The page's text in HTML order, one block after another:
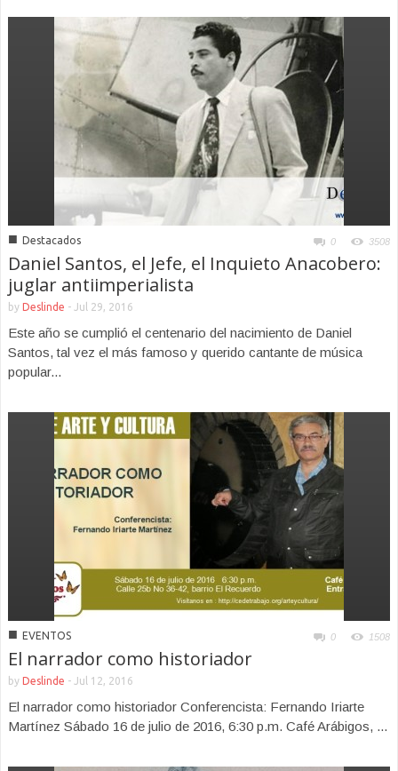
■ Destacados 0 3508
Daniel Santos, el Jefe, el Inquieto Anacobero:
juglar antiimperialista
by Deslinde - Jul 29, 2016
Este año se cumplió el centenario del nacimiento de Daniel
Santos, tal vez el más famoso y querido cantante de música
popular...
■ EVENTOS 0 1508
El narrador como historiador
by Deslinde - Jul 12, 2016
El narrador como historiador Conferencista: Fernando Iriarte
Martínez Sábado 16 de julio de 2016, 6:30 p.m. Café Arábigos, ...